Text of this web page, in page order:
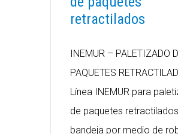
retractilados
INEMUR – PALETIZADO
PAQUETES
Línea INEMUR para
de paquetes
bandeja por medio de